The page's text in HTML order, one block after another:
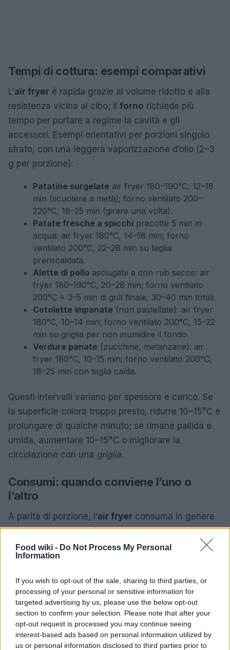
Food wiki - Do Not Process My Personal
Information
If you wish to opt-out of the sale, sharing to third parties, or
processing of your personal or sensitive information for
targeted advertising by us, please use the below opt-out
section to confirm your selection. Please note that after your
opt-out request is processed you may continue seeing
interest-based ads based on personal information utilized by
us or personal information disclosed to third parties prior to
Tempi di cottura: esempi comparativi
L’air fryer è rapida grazie al volume ridotto e alla
resistenza vicina al cibo; il forno richiede più
tempo per portare a regime la cavità e gli
accessori. Esempi orientativi per porzioni singolo
strato, con una leggera vaporizzazione d’olio (2–3
g per porzione):
Patatine surgelate air fryer 180–190°C, 12–18
min (scuotere a metà); forno ventilato 200–
220°C, 18–25 min (girare una volta).
Patate fresche a spicchi precotte 5 min in
acqua: air fryer 180°C, 14–18 min; forno
ventilato 200°C, 22–28 min su teglia
preriscaldata.
Alette di pollo asciugate e con rub secco: air
fryer 180–190°C, 20–28 min; forno ventilato
200°C + 3–5 min di grill finale, 30–40 min totali.
Cotolette impanate (non pastellate): air fryer
180°C, 10–14 min; forno ventilato 200°C, 15–22
min su griglia per non inumidire il fondo.
Verdure panate (zucchine, melanzane): air
fryer 180°C, 10–15 min; forno ventilato 200°C,
18–25 min con teglia calda.
Questi intervalli variano per spessore e carico. Se
la superficie colora troppo presto, ridurre 10–15°C e
prolungare di qualche minuto; se rimane pallida e
umida, aumentare 10–15°C o migliorare la
circolazione con una griglia.
Consumi: quando conviene l’uno o
l’altro
A parità di porzione, l’air fryer consuma in genere
meno energia perché richiede meno pre-
riscaldamento e tempi più brevi. Per grandi quantità
su più teglie, il
prodotto in un’unica sessione.